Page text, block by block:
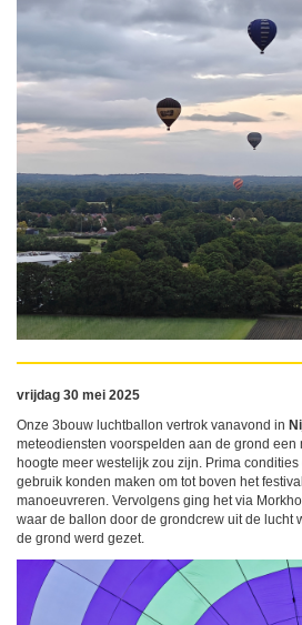
vrijdag 30 mei 2025
Onze 3bouw luchtballon vertrok vanavond in
meteodiensten voorspelden aan de grond
hoogte meer westelijk zou zijn. Prima
gebruik konden maken om tot boven het festival
manoeuvreren. Vervolgens ging het via
waar de ballon door de grondcrew uit de lucht
de grond werd gezet.